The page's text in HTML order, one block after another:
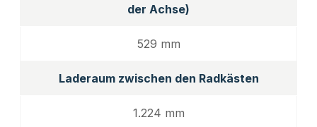
der Achse)
529 mm
Laderaum zwischen den Radkästen
1.224 mm